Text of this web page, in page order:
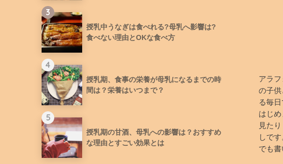
3
授乳中うなぎは食べれる?母乳へ影響は?
食べない理由とOKな食べ方
4
授乳期、食事の栄養が母乳になるまでの時
間は？栄養はいつまで？
5
授乳期の甘酒、母乳への影響は？おすすめ
な理由とすごい効果とは
アラ
の子
る毎
はじ
見た
しで
でも書